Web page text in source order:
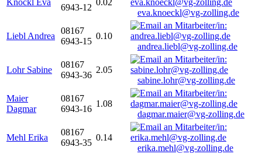
Knöckl Eva
6943-12
0.02
eva.knoeckl@vg-zolling.de
Liebl Andrea
08167
6943-15
0.10
andrea.liebl@vg-zolling.de
Lohr Sabine
08167
6943-36
2.05
sabine.lohr@vg-zolling.de
Maier
Dagmar
08167
6943-16
1.08
dagmar.maier@vg-zolling.de
Mehl Erika
08167
6943-35
0.14
erika.mehl@vg-zolling.de